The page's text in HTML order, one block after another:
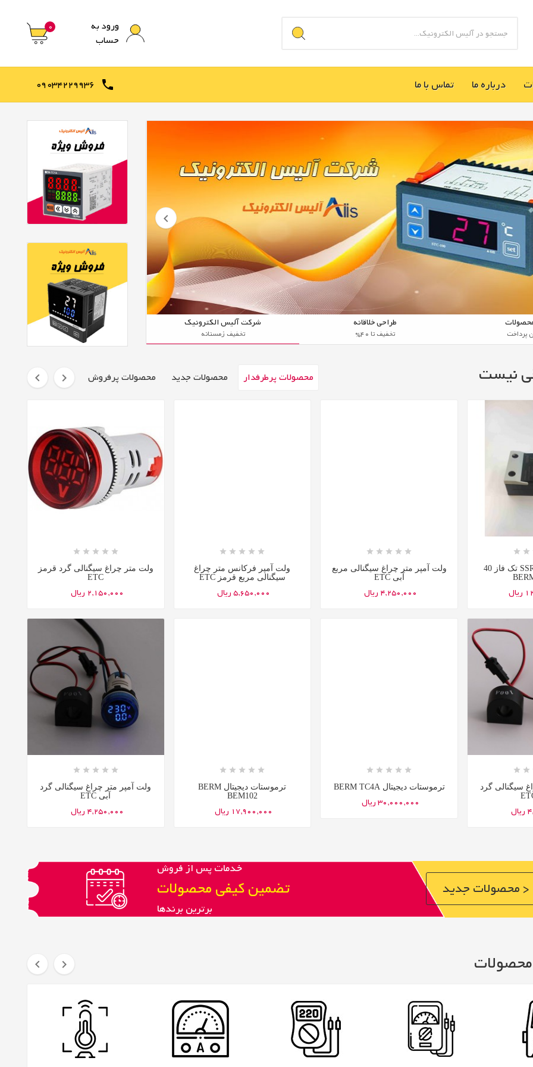
ورود به
حساب
0
درباره ما تماس با ما 
09034229936

پرداخت
طراحی خلاقانه
تخفیف تا 40%
شرکت آلیس الکترونیک
تخفیف زمستانه
نیست محصولات پرطرفدار محصولات جدید محصولات پرفروش  
    
ولت متر چراغ سیگنالی گرد قرمز
ETC
2,150,000 ریال
    
ولت آمپر متر چراغ سیگنالی گرد
آبی ETC
4,250,000 ریال
    
ولت آمپر فرکانس متر چراغ
سیگنالی مربع قرمز ETC
5,650,000 ریال
    
ترموستات دیجیتال BERM
BEM102
17,900,000 ریال
    
ولت آمپر متر چراغ سیگنالی مربع
آبی ETC
4,250,000 ریال
    
ترموستات دیجیتال BERM TC4A
30,000,000 ریال
 
رله الکترونیکی SSR تک فاز 40
 
سیگنالی گرد
خدمات پس از فروش
تضمین کیفی محصولات
برترین برندها
محصولات جدید >
 